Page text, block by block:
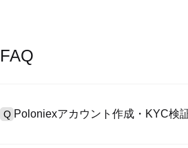
FAQ
Q Poloniexアカウント作成・KYC検